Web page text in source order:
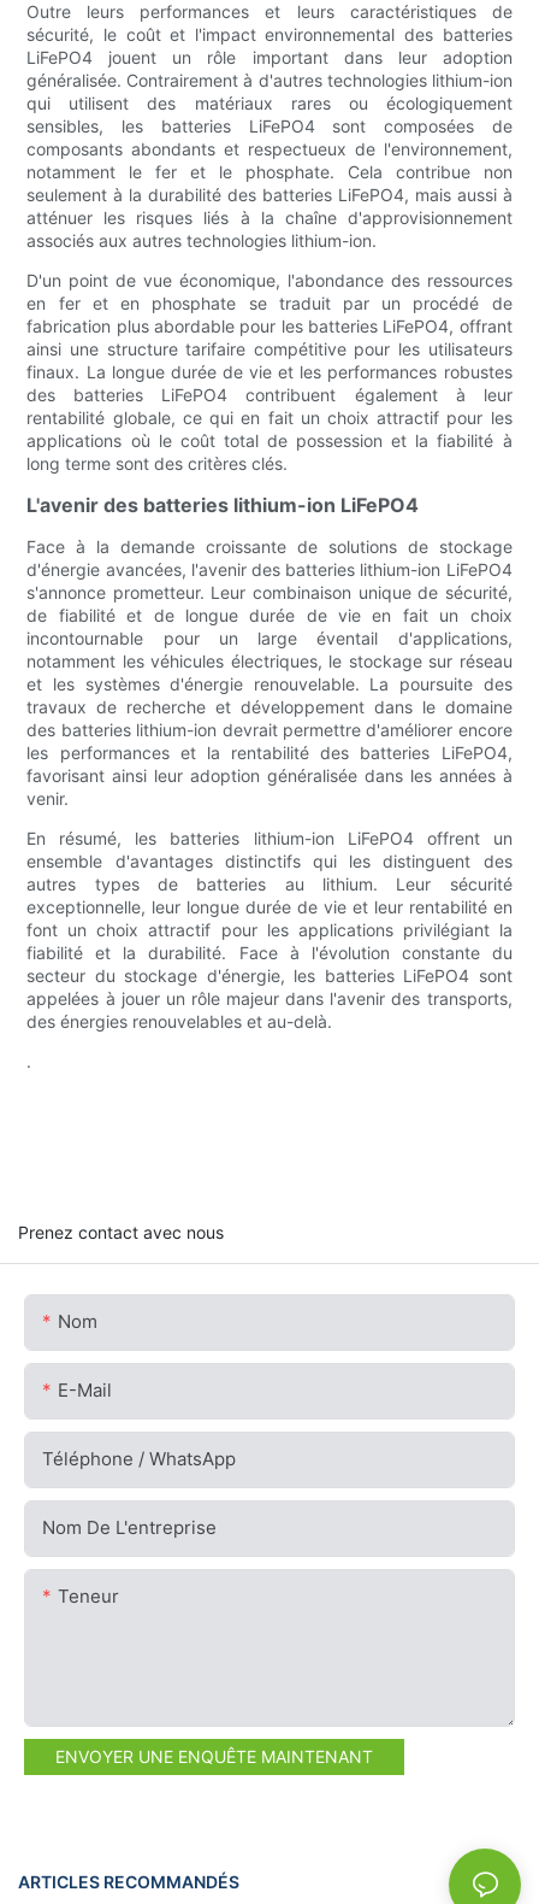
Outre leurs performances et leurs caractéristiques de
sécurité, le coût et l'impact environnemental des batteries
LiFePO4 jouent un rôle important dans leur adoption
généralisée. Contrairement à d'autres technologies lithium-ion
qui utilisent des matériaux rares ou écologiquement
sensibles, les batteries LiFePO4 sont composées de
composants abondants et respectueux de l'environnement,
notamment le fer et le phosphate. Cela contribue non
seulement à la durabilité des batteries LiFePO4, mais aussi à
atténuer les risques liés à la chaîne d'approvisionnement
associés aux autres technologies lithium-ion.
D'un point de vue économique, l'abondance des ressources
en fer et en phosphate se traduit par un procédé de
fabrication plus abordable pour les batteries LiFePO4, offrant
ainsi une structure tarifaire compétitive pour les utilisateurs
finaux. La longue durée de vie et les performances robustes
des batteries LiFePO4 contribuent également à leur
rentabilité globale, ce qui en fait un choix attractif pour les
applications où le coût total de possession et la fiabilité à
long terme sont des critères clés.
L'avenir des batteries lithium-ion LiFePO4
Face à la demande croissante de solutions de stockage
d'énergie avancées, l'avenir des batteries lithium-ion LiFePO4
s'annonce prometteur. Leur combinaison unique de sécurité,
de fiabilité et de longue durée de vie en fait un choix
incontournable pour un large éventail d'applications,
notamment les véhicules électriques, le stockage sur réseau
et les systèmes d'énergie renouvelable. La poursuite des
travaux de recherche et développement dans le domaine
des batteries lithium-ion devrait permettre d'améliorer encore
les performances et la rentabilité des batteries LiFePO4,
favorisant ainsi leur adoption généralisée dans les années à
venir.
En résumé, les batteries lithium-ion LiFePO4 offrent un
ensemble d'avantages distinctifs qui les distinguent des
autres types de batteries au lithium. Leur sécurité
exceptionnelle, leur longue durée de vie et leur rentabilité en
font un choix attractif pour les applications privilégiant la
fiabilité et la durabilité. Face à l'évolution constante du
secteur du stockage d'énergie, les batteries LiFePO4 sont
appelées à jouer un rôle majeur dans l'avenir des transports,
des énergies renouvelables et au-delà.
.
Prenez contact avec nous
Nom
E-Mail
Téléphone / WhatsApp
Nom De L'entreprise
Teneur
ENVOYER UNE ENQUÊTE MAINTENANT
ARTICLES RECOMMANDÉS NEWS